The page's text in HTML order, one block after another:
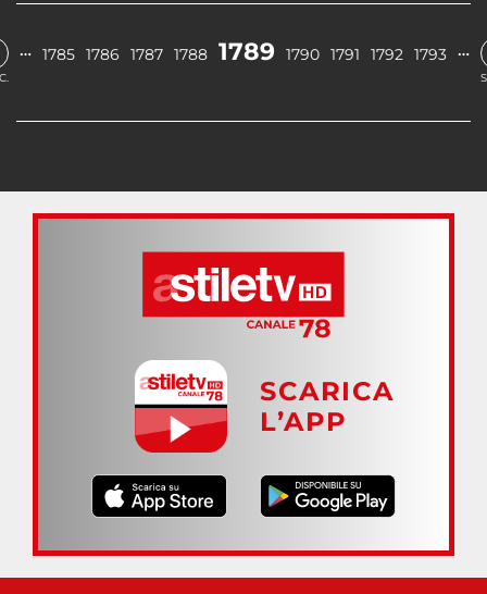
… 1785 1786 1787 1788 1789 1790 1791 1792 1793 …
SCARICA
L’APP